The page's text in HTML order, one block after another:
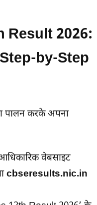
Result 2026:
by-Step
पालन करके अपना
वेबसाइट
cbseresults.nic.in